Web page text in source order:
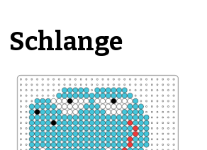
Schlange